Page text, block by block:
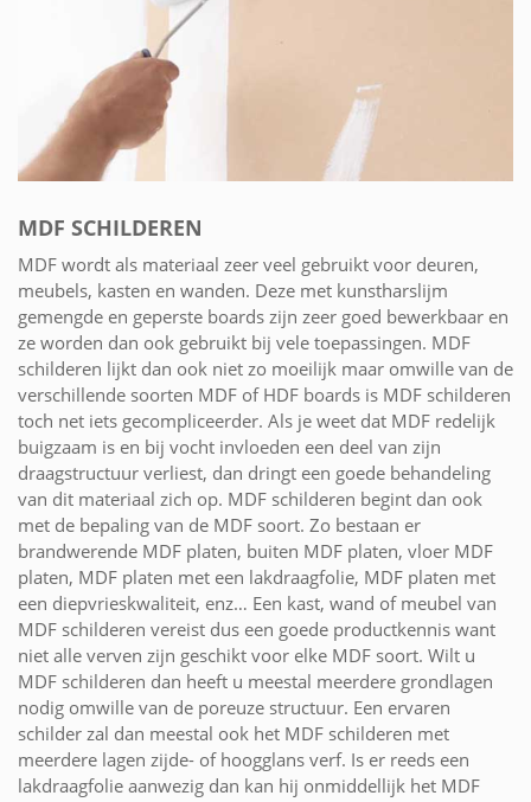
MDF SCHILDEREN
MDF wordt als materiaal zeer veel gebruikt voor deuren,
meubels, kasten en wanden. Deze met kunstharslijm
gemengde en geperste boards zijn zeer goed bewerkbaar en
ze worden dan ook gebruikt bij vele toepassingen. MDF
schilderen lijkt dan ook niet zo moeilijk maar omwille van de
verschillende soorten MDF of HDF boards is MDF schilderen
toch net iets gecompliceerder. Als je weet dat MDF redelijk
buigzaam is en bij vocht invloeden een deel van zijn
draagstructuur verliest, dan dringt een goede behandeling
van dit materiaal zich op. MDF schilderen begint dan ook
met de bepaling van de MDF soort. Zo bestaan er
brandwerende MDF platen, buiten MDF platen, vloer MDF
platen, MDF platen met een lakdraagfolie, MDF platen met
een diepvrieskwaliteit, enz… Een kast, wand of meubel van
MDF schilderen vereist dus een goede productkennis want
niet alle verven zijn geschikt voor elke MDF soort. Wilt u
MDF schilderen dan heeft u meestal meerdere grondlagen
nodig omwille van de poreuze structuur. Een ervaren
schilder zal dan meestal ook het MDF schilderen met
meerdere lagen zijde- of hoogglans verf. Is er reeds een
lakdraagfolie aanwezig dan kan hij onmiddellijk het MDF